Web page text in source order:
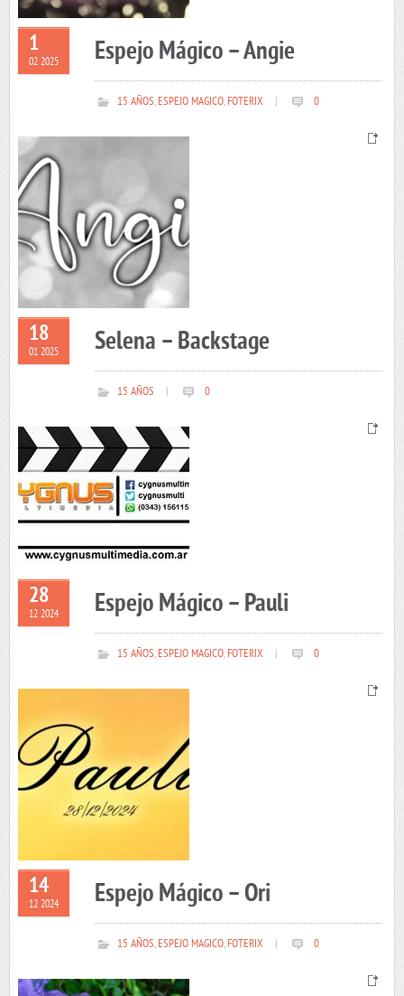
1
02 2025 Espejo Mágico – Angie
15 AÑOS,ESPEJO MAGICO,FOTERIX 0
18
01 2025 Selena – Backstage
15 AÑOS 0
28
12 2024 Espejo Mágico – Pauli
15 AÑOS,ESPEJO MAGICO,FOTERIX 0
14
12 2024 Espejo Mágico – Ori
15 AÑOS,ESPEJO MAGICO,FOTERIX 0